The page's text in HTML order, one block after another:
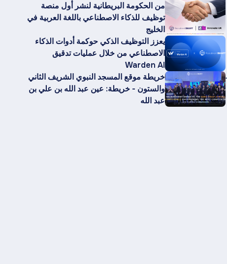
من الحكومة البريطانية لنشر أول منصة
توظيف للذكاء الاصطناعي باللغة العربية في
الخليج
يعزز التوظيف الذكي حوكمة أدوات الذكاء
الاصطناعي من خلال عمليات تدقيق
Warden AI
خريطة موقع المسجد النبوي الشريف الثاني
والستون - خريطة: عين عبد الله بن علي بن
عبد الله